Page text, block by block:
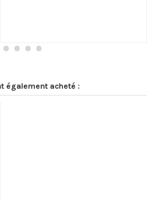
également acheté :